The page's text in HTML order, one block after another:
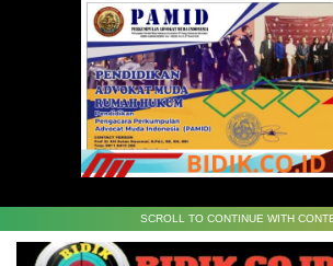
SCROLL TO CONTINUE WITH